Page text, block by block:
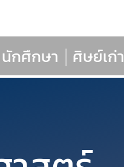
นักศึกษา | ศิษย์เก่า